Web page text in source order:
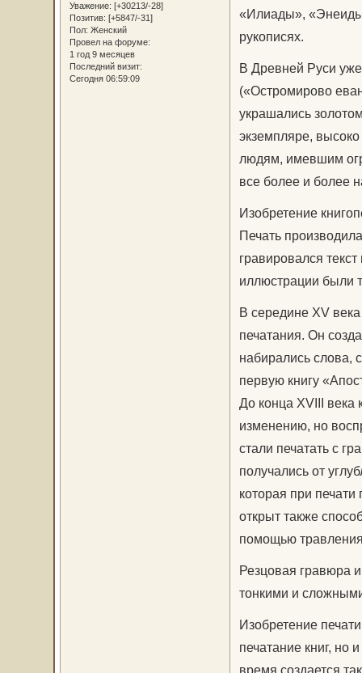
Уважение: [+30213/-28]
Позитив: [+5847/-31]
Пол: Женский
Провел на форуме:
1 год 9 месяцев
Последний визит:
Сегодня 06:59:09
«Илиады»,
рукописях.
В Древней Руси
(«Остромирово
украшались
экземпляре,
людям, имевшим
все более и более
Изобретение
Печать
гравировался
иллюстрации были
В середине XV
печатания. Он
набирались слова,
первую книгу
До конца XVIII века
изменению, но
стали печатать с
получались от
которая при
открыт также
помощью
Резцовая гравюра
тонкими и
Изобретение
печатание книг, но
время создается